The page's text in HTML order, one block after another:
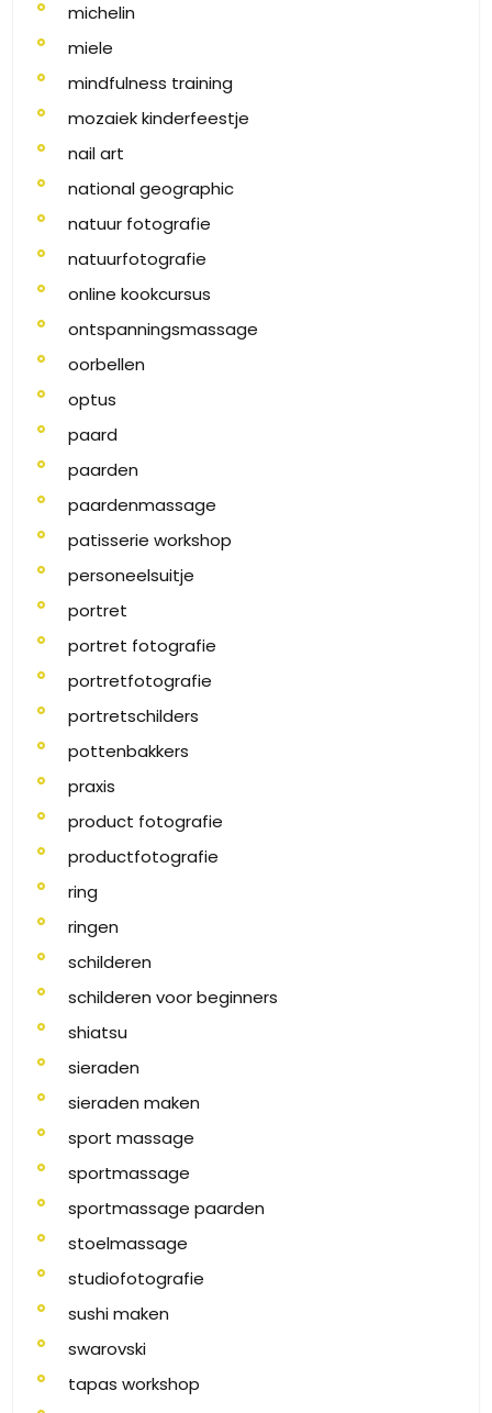
michelin
miele
mindfulness training
mozaiek kinderfeestje
nail art
national geographic
natuur fotografie
natuurfotografie
online kookcursus
ontspanningsmassage
oorbellen
optus
paard
paarden
paardenmassage
patisserie workshop
personeelsuitje
portret
portret fotografie
portretfotografie
portretschilders
pottenbakkers
praxis
product fotografie
productfotografie
ring
ringen
schilderen
schilderen voor beginners
shiatsu
sieraden
sieraden maken
sport massage
sportmassage
sportmassage paarden
stoelmassage
studiofotografie
sushi maken
swarovski
tapas workshop